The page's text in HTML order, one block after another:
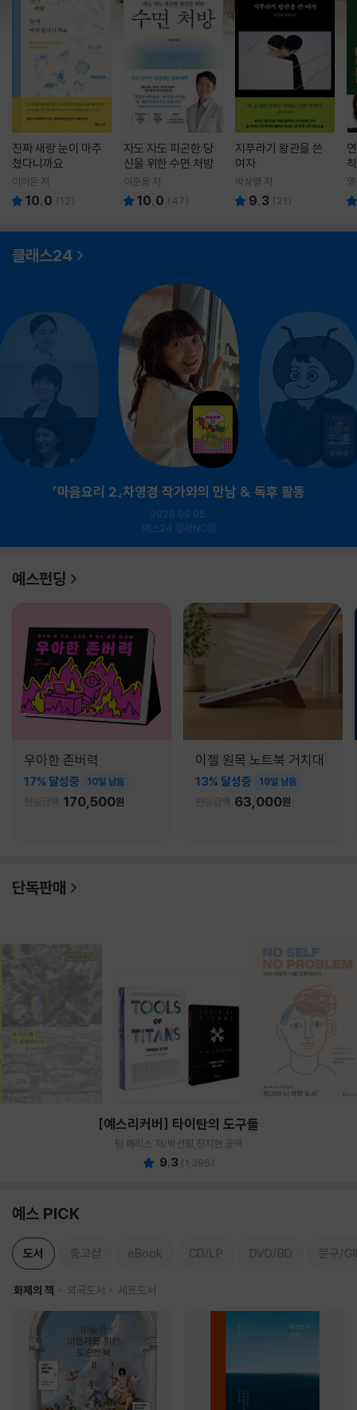
진짜 새랑 눈이 마주
쳤다니까요
이이은 저
10.0 (12)
자도 자도 피곤한 당
신을 위한 수면 처방
이준용 저
10.0 (47)
지푸라기 왕관을 쓴
여자
박상영 저
9.3 ( 21 )
칙
클래스24
『마음요리 2』차영경 작가와의 만남 & 독후 활동
2026.09.05.
예스24 강서NC점
예스펀딩
우아한 존버력
17% 달성중 10일 남음
펀딩금액 170,500원
이젤 원목 노트북 거치대
13% 달성중 19일 남음
펀딩금액 63,000원
단독판매
[예스리커버] 타이탄의 도구들
팀 페리스 저/박선령,정지현 공역
9.3 (1,396)
예스 PICK
도서 중고샵 eBook CD/LP DVD/BD 문구/
화제의 책 외국도서 세트도서